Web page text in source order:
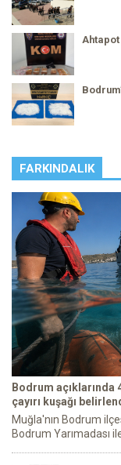
FARKINDALIK
Bodrum
çayırı kuşağı
Muğla'nın Bodrum
Bodrum Yarımadası